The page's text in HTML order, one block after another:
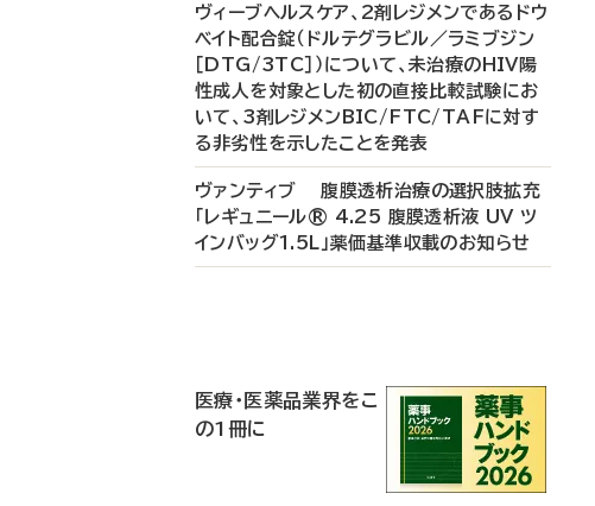
ヴィーブヘルスケア、2剤レジメンであるドウ
ベイト配合錠（ドルテグラビル／ラミブジン
［DTG/3TC］）について、未治療のHIV陽
性成人を対象とした初の直接比較試験にお
いて、3剤レジメンBIC/FTC/TAFに対す
る非劣性を示したことを発表
ヴァンティブ 腹膜透析治療の選択肢拡充
「レギュニール® 4.25 腹膜透析液 UV ツ
インバッグ1.5L」薬価基準収載のお知らせ
医療・医薬品業界をこ
の1冊に